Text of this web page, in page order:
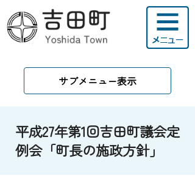
サブメニュー表示
平成27年第1回吉田町議会定
例会「町長の施政方針」